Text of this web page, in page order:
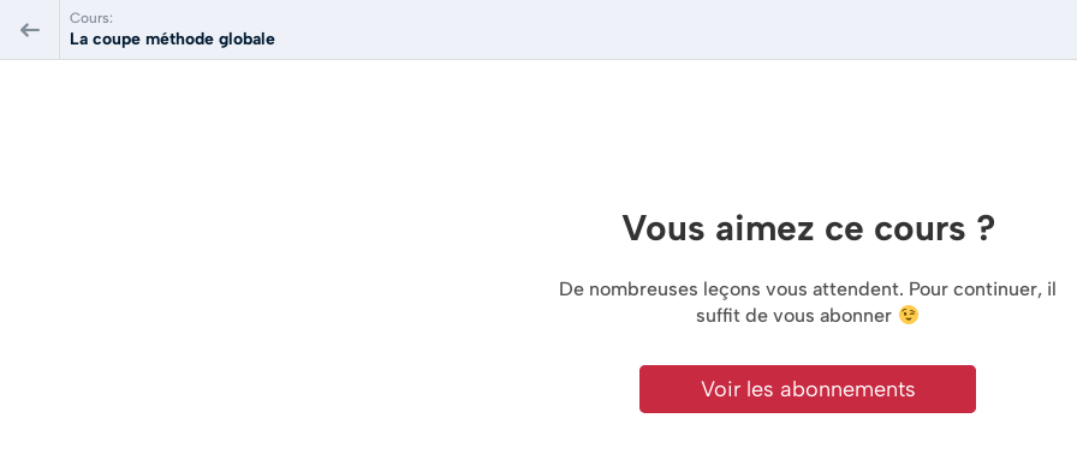
Cours:
La coupe méthode globale
Vous aimez ce cours ?
De nombreuses leçons vous attendent. Pour continuer, il
suffit de vous abonner
Voir les abonnements